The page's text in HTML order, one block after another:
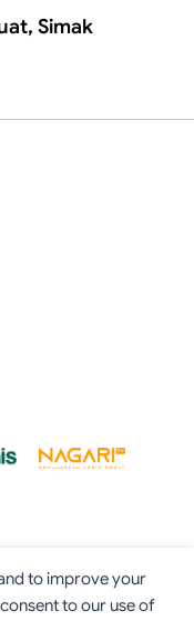
to improve your
to our use of
Simak